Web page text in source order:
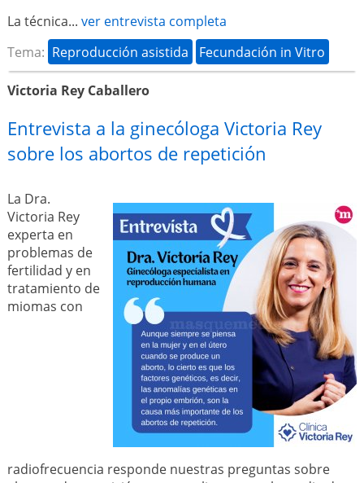
La técnica... ver entrevista completa
Tema: Reproducción asistida Fecundación in Vitro
Victoria Rey Caballero
Entrevista a la ginecóloga Victoria Rey
sobre los abortos de repetición
La Dra.
Victoria Rey
experta en
problemas de
fertilidad y en
tratamiento de
miomas con
radiofrecuencia responde nuestras preguntas sobre